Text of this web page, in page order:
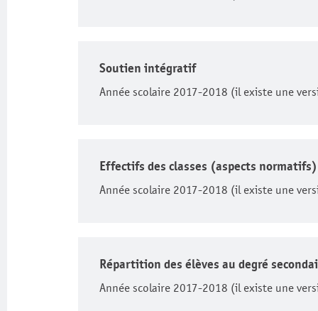
Soutien intégratif
Année scolaire 2017-2018 (il existe une
Effectifs des classes (aspects normatifs)
Année scolaire 2017-2018 (il existe une
Répartition des élèves au degré
Année scolaire 2017-2018 (il existe une